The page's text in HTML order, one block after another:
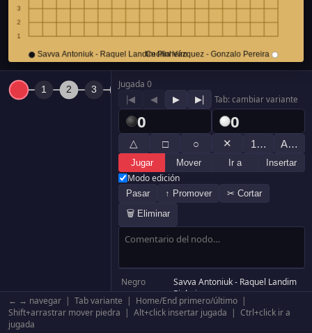
Jugada 0
|◀ ◀ ▶ ▶| Tab: cambiar variante
0 0
△ □ ○ ✕ 1… A…
Jugar Mover Ir a Insertar
Modo edición
Pasar ↑ Promover
✂ Cortar
🗑 Eliminar
Negro
Savva Antoniuk - Raquel Landim
Pinheiro
Blanco
Cecilia Vázquez - Gonzalo
Pereira
← → navegar | Tab variante | Home/End primero/último |
Shift+arrastrar mover piedra | Alt+click insertar jugada | Ctrl+click ir a
jugada